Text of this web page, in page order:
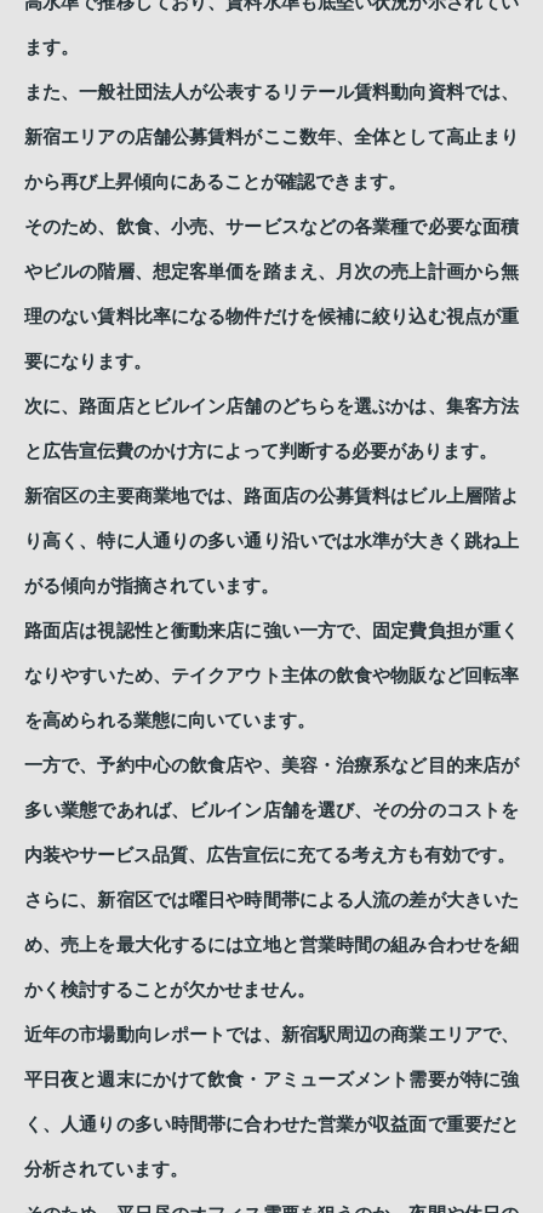
ます。
また、一般社団法人が公表するリテール賃料動向資料では、
新宿エリアの店舗公募賃料がここ数年、全体として高止まり
から再び上昇傾向にあることが確認できます。
そのため、飲食、小売、サービスなどの各業種で必要な面積
やビルの階層、想定客単価を踏まえ、月次の売上計画から無
理のない賃料比率になる物件だけを候補に絞り込む視点が重
要になります。
次に、路面店とビルイン店舗のどちらを選ぶかは、集客方法
と広告宣伝費のかけ方によって判断する必要があります。
新宿区の主要商業地では、路面店の公募賃料はビル上層階よ
り高く、特に人通りの多い通り沿いでは水準が大きく跳ね上
がる傾向が指摘されています。
路面店は視認性と衝動来店に強い一方で、固定費負担が重く
なりやすいため、テイクアウト主体の飲食や物販など回転率
を高められる業態に向いています。
一方で、予約中心の飲食店や、美容・治療系など目的来店が
多い業態であれば、ビルイン店舗を選び、その分のコストを
内装やサービス品質、広告宣伝に充てる考え方も有効です。
さらに、新宿区では曜日や時間帯による人流の差が大きいた
め、売上を最大化するには立地と営業時間の組み合わせを細
かく検討することが欠かせません。
近年の市場動向レポートでは、新宿駅周辺の商業エリアで、
平日夜と週末にかけて飲食・アミューズメント需要が特に強
く、人通りの多い時間帯に合わせた営業が収益面で重要だと
分析されています。